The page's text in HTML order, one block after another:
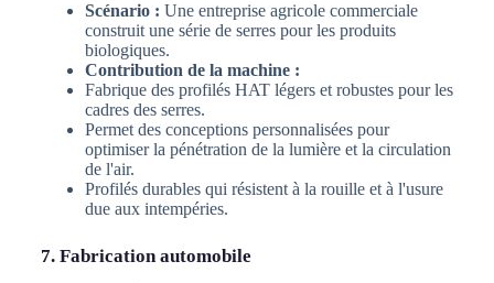
Scénario : Une entreprise agricole commerciale
construit une série de serres pour les produits
biologiques.
Contribution de la machine :
Fabrique des profilés HAT légers et robustes pour les
cadres des serres.
Permet des conceptions personnalisées pour
optimiser la pénétration de la lumière et la circulation
de l'air.
Profilés durables qui résistent à la rouille et à l'usure
due aux intempéries.
7. Fabrication automobile